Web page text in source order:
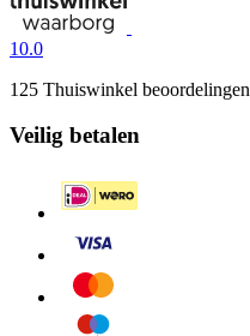
10.0
125 Thuiswinkel beoordelingen
Veilig betalen